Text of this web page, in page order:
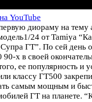
YouTube
диораму на тему
24 от Tamiya
ГТ”. По сей день
х в своей
ее популярность и
классу ГТ500
самым мощным и
ГТ на планете.